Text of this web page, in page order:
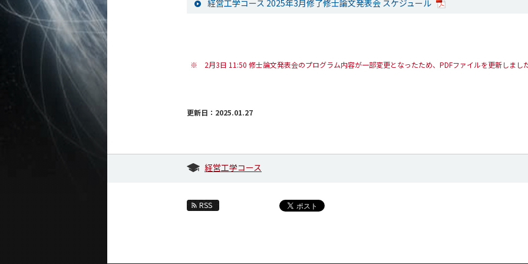
経営工学コース 2025年3月修了修士論文発表会 スケジュール
※ 2月3日 11:50 修士論文発表会のプログラム内容が一部変更となったため、PDFファイルを更新しまし
更新日：2025.01.27
経営工学コース
RSS